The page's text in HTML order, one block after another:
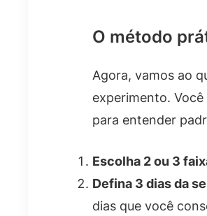
O método
Agora, vamos ao
experimento.
para entender
Escolha 2 ou 3
Defina 3 dias da
dias que você